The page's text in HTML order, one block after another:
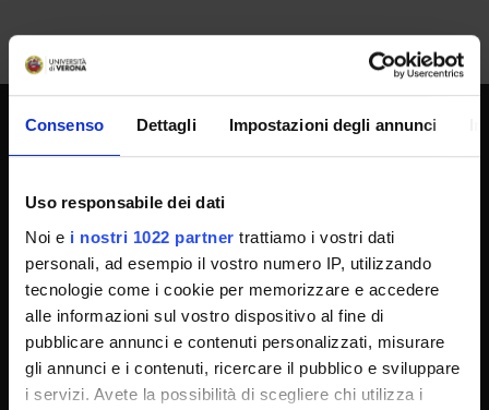
Consenso Dettagli Impostazioni degli annunci
Uso responsabile dei dati
Noi e i nostri 1022 partner trattiamo i vostri dati
personali, ad esempio il vostro numero IP, utilizzando
tecnologie come i cookie per memorizzare e accedere
alle informazioni sul vostro dispositivo al fine di
pubblicare annunci e contenuti personalizzati, misurare
gli annunci e i contenuti, ricercare il pubblico e sviluppare
i servizi. Avete la possibilità di scegliere chi utilizza i
UNIVERSITY SERVICES
Transparency
Official University Register
Job vacancies
Procurement
Notifications